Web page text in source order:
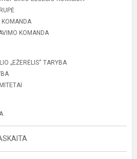
KOMANDA
KOMANDA
„EŽERĖLIS“ TARYBA